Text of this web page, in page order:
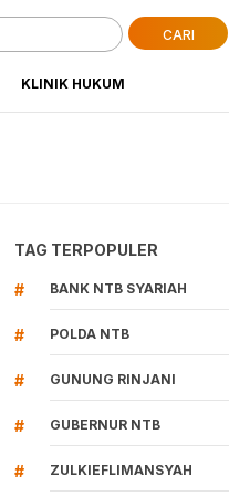
CARI
KLINIK HUKUM
TAG TERPOPULER
# BANK NTB SYARIAH
# POLDA NTB
# GUNUNG RINJANI
# GUBERNUR NTB
# ZULKIEFLIMANSYAH